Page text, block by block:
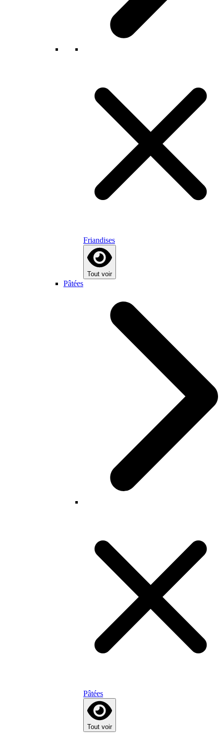
Friandises
Tout voir
Pâtées
Pâtées
Tout voir